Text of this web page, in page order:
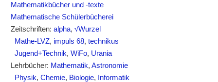
Mathematikbücher und -texte
Mathematische Schülerbücherei
Zeitschriften:alpha,√Wurzel
Mathe-LVZ, impuls 68,technikus
Jugend+Technik,WiFo, Urania
Lehrbücher: Mathematik,Astronomie
Physik,Chemie, Biologie,
Informatik